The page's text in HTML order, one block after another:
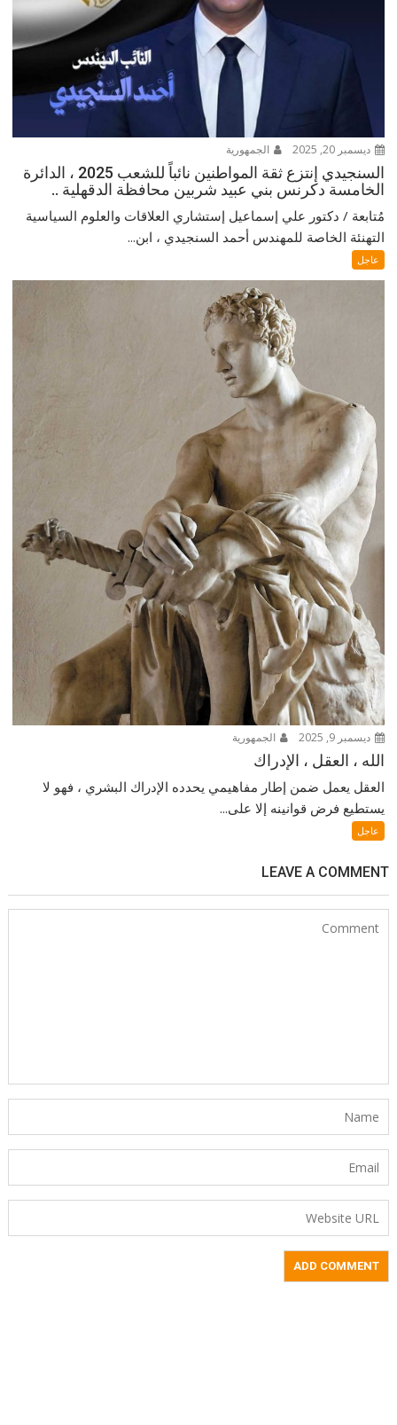
ديسمبر 20, 2025 الجمهورية
السنجيدي إنتزع ثقة المواطنين نائباً للشعب 2025 ، الدائرة
الخامسة دكرنس بني عبيد شربين محافظة الدقهلية ..
مُتابعة / دكتور علي إسماعيل إستشاري العلاقات والعلوم السياسية
التهنئة الخاصة للمهندس أحمد السنجيدي ، ابن...
عاجل
ديسمبر 9, 2025 الجمهورية
الله ، العقل ، الإدراك
العقل يعمل ضمن إطار مفاهيمي يحدده الإدراك البشري ، فهو لا
يستطيع فرض قوانينه إلا على...
عاجل
LEAVE A COMMENT